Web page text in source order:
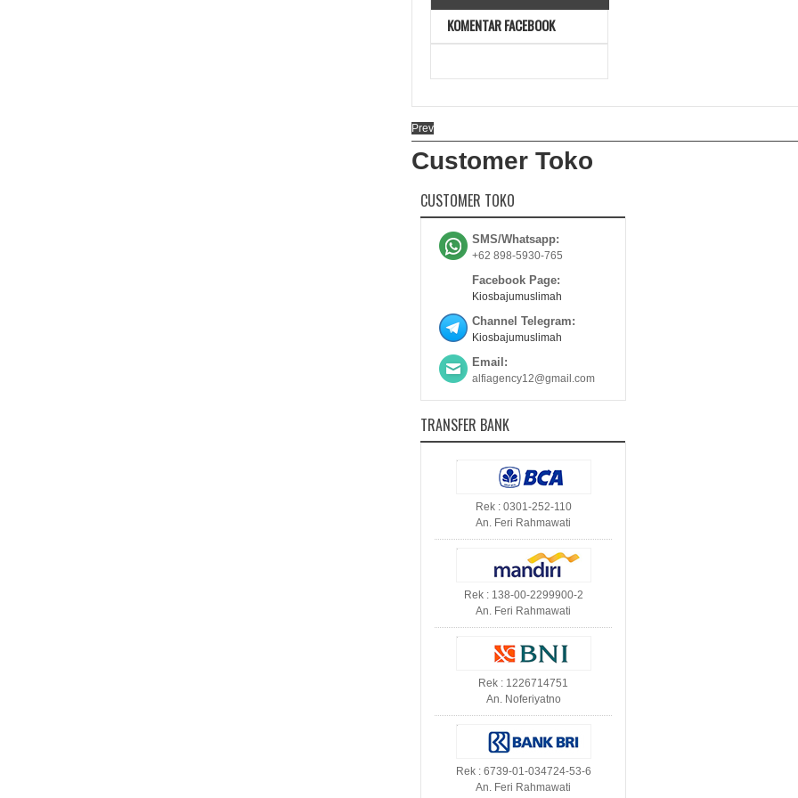
KOMENTAR FACEBOOK
Prev
Customer Toko
CUSTOMER TOKO
SMS/Whatsapp:
+62 898-5930-765
Facebook Page:
Kiosbajumuslimah
Channel Telegram:
Kiosbajumuslimah
Email:
alfiagency12@gmail.com
TRANSFER BANK
Rek : 0301-252-110
An. Feri Rahmawati
Rek : 138-00-2299900-2
An. Feri Rahmawati
Rek : 1226714751
An. Noferiyatno
Rek : 6739-01-034724-53-6
An. Feri Rahmawati